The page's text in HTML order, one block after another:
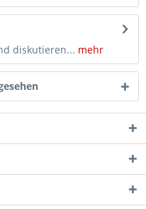
diskutieren... mehr